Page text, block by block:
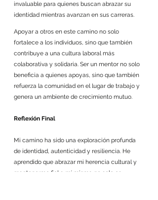
invaluable para quienes buscan abrazar su
identidad mientras avanzan en sus carreras.
Apoyar a otros en este camino no solo
fortalece a los individuos, sino que también
contribuye a una cultura laboral más
colaborativa y solidaria. Ser un mentor no solo
beneficia a quienes apoyas, sino que también
refuerza la comunidad en el lugar de trabajo y
genera un ambiente de crecimiento mutuo.
Reflexión Final
Mi camino ha sido una exploración profunda
de identidad, autenticidad y resiliencia. He
aprendido que abrazar mi herencia cultural y
mantenerme fiel a mí misma no solo es